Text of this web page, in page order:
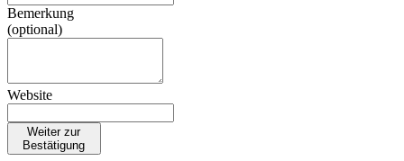
Bemerkung
(optional)
Website
Weiter zur
Bestätigung